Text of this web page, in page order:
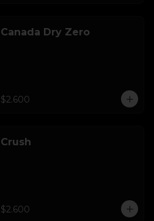
Canada Dry Zero
$2.600
Crush
$2.600